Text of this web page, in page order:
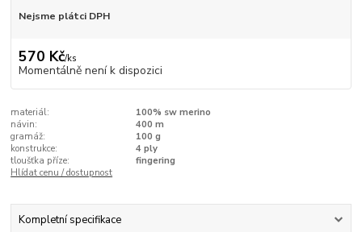
Nejsme plátci DPH
570 Kč/ks
Momentálně není k dispozici
materiál:
100% sw merino
návin:
400 m
gramáž:
100 g
konstrukce:
4 ply
tloušťka příze:
fingering
Hlídat cenu / dostupnost
Kompletní specifikace